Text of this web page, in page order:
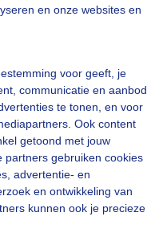
en onze websites en
voor geeft, je
communicatie en aanbod
te tonen, en voor
Ook content
getoond met jouw
partners gebruiken cookies
advertentie- en
en ontwikkeling van
kunnen ook je precieze